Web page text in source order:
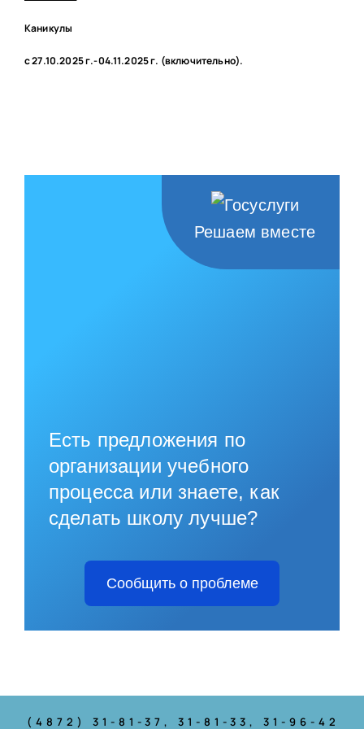
ОТЗЫВЫ
Каникулы
с 27.10.2025 г.-04.11.2025 г. (включительно).
Решаем вместе
Есть предложения по
организации учебного
процесса или знаете, как
сделать школу лучше?
Сообщить о проблеме
(4872) 31-81-37, 31-81-33, 31-96-42